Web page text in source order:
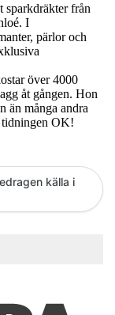
sparkdräkter från
I
pärlor och
över 4000
åt gången. Hon
än många andra
tidningen OK!
källa i